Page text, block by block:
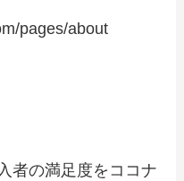
pages/about
者の満足度をココナ